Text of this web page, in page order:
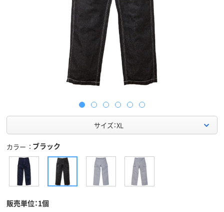
サイズ：XL
カラー ブラック
販売単位：1個